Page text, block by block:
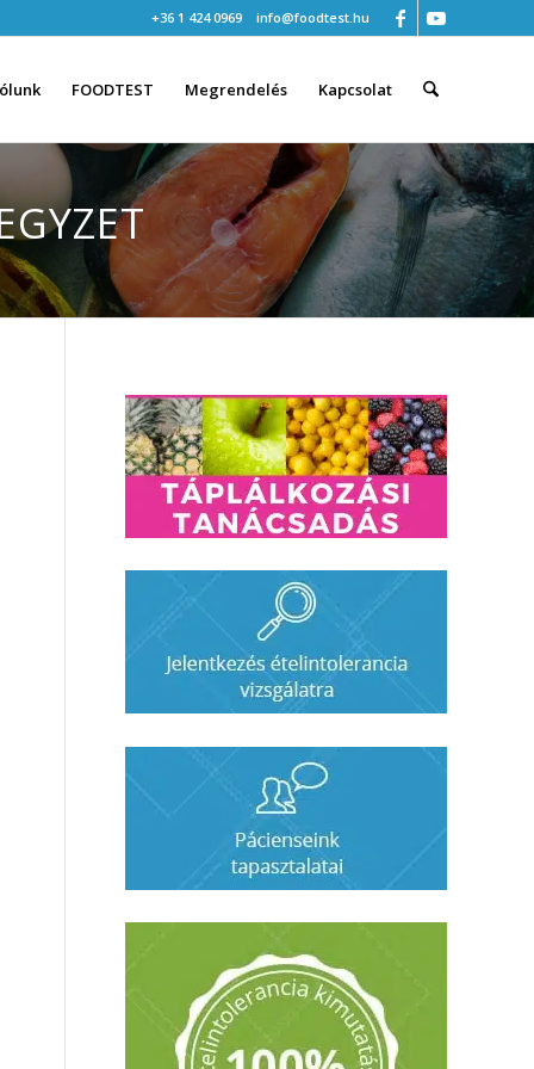
+36 1 424 0969 info@foodtest.hu
FOODTEST Megrendelés Kapcsolat